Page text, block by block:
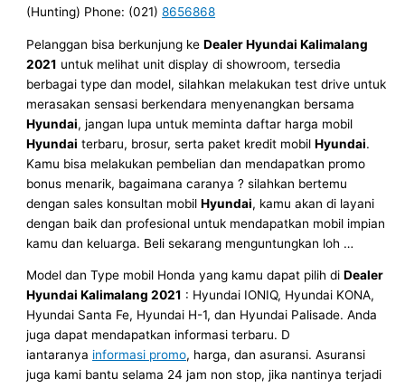
(Hunting) Phone: (021)8656868
Pelanggan bisa berkunjung keDealer Hyundai Kalimalang
2021 untuk melihat unit display di showroom, tersedia
berbagai type dan model, silahkan melakukan test drive untuk
merasakan sensasi berkendara menyenangkan bersama
Hyundai, jangan lupa untuk meminta daftar harga mobil
Hyundai terbaru, brosur, serta paket kredit mobilHyundai.
Kamu bisa melakukan pembelian dan mendapatkan promo
bonus menarik, bagaimana caranya ? silahkan bertemu
dengan sales konsultan mobilHyundai, kamu akan di layani
dengan baik dan profesional untuk mendapatkan mobil impian
kamu dan keluarga. Beli sekarang menguntungkan loh …
Model dan Type mobil Honda yang kamu dapat pilih diDealer
Hyundai Kalimalang 2021 : Hyundai IONIQ, Hyundai KONA,
Hyundai Santa Fe, Hyundai H-1, dan Hyundai Palisade. Anda
juga dapat mendapatkan informasi terbaru. D
iantaranya informasi promo, harga, dan asuransi. Asuransi
juga kami bantu selama 24 jam non stop, jika nantinya terjadi